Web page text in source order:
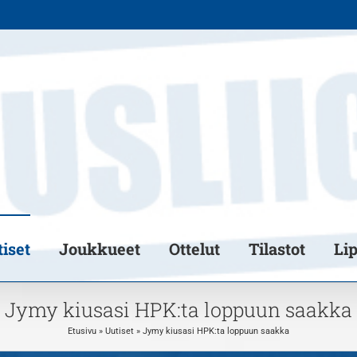
Joukkueet Ottelut Tilastot
Jymy kiusasi HPK:ta loppuun saakka
Etusivu » Uutiset » Jymy kiusasi HPK:ta loppuun saakka